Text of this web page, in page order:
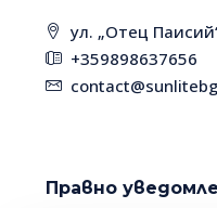
ул. „Отец
+359898637656
Правно